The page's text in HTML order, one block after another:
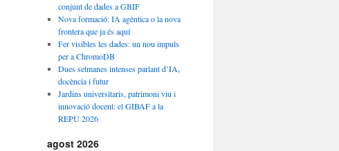
conjunt de dades a GBIF
Nova formació: IA agèntica o la nova
frontera que ja és aquí
Fer visibles les dades: un nou impuls
per a ChromoDB
Dues setmanes intenses parlant d’IA,
docència i futur
Jardins universitaris, patrimoni viu i
innovació docent: el GIBAF a la
REPU 2026
agost 2026